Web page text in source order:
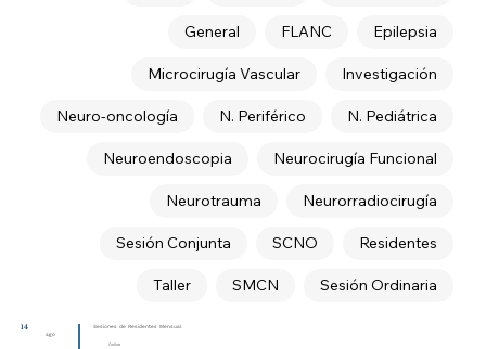
Epilepsia
FLANC
General
Investigación
Microcirugía Vascular
N. Pediátrica
N. Periférico
Neuro-oncología
Neurocirugía Funcional
Neuroendoscopia
Neurorradiocirugía
Neurotrauma
Residentes
SCNO
Sesión Conjunta
Sesión Ordinaria
SMCN
Taller
14
ago
Sesiones de Residentes Mensual
Online